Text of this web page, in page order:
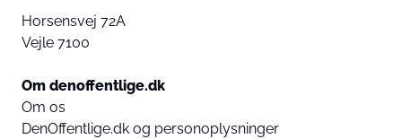
Horsensvej 72A
Vejle 7100
Om denoffentlige.dk
Om os
DenOffentlige.dk og personoplysninger